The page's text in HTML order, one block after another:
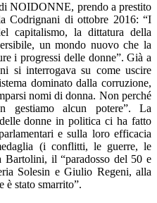
NOIDONNE, prendo a prestito
Codrignani di ottobre 2016: “I
capitalismo, la dittatura della
un mondo nuovo che la
i progressi delle donne”. Già a
si interrogava su come uscire
dominato dalla corruzione,
nomi di donna. Non perché
gestiamo alcun potere”. La
donne in politica ci ha fatto
e sulla loro efficacia
(i conflitti, le guerre, le
Bartolini, il “paradosso del 50 e
Solesin e Giulio Regeni, alla
è stato smarrito”.